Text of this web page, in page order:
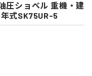
圧ショベル 重機・建
式SK75UR-5